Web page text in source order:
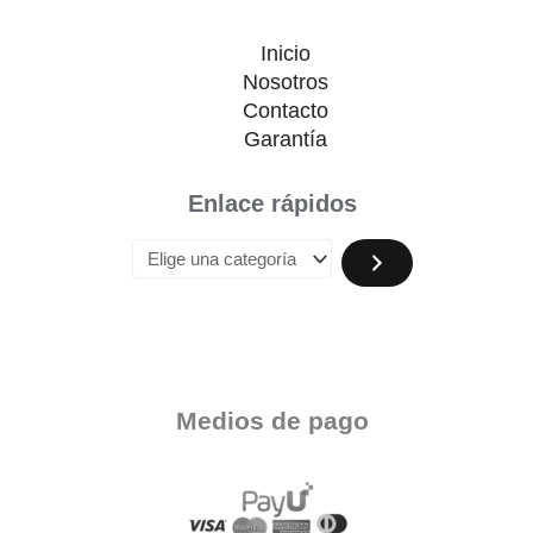
Inicio
Nosotros
Contacto
Garantía
Enlace rápidos
Medios de pago